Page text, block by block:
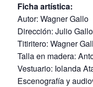
Ficha artística:
Autor: Wagner Gallo
Dirección: Julio
Titiritero: Wagner
Talla en madera:
Vestuario: Iolanda
Escenografía y